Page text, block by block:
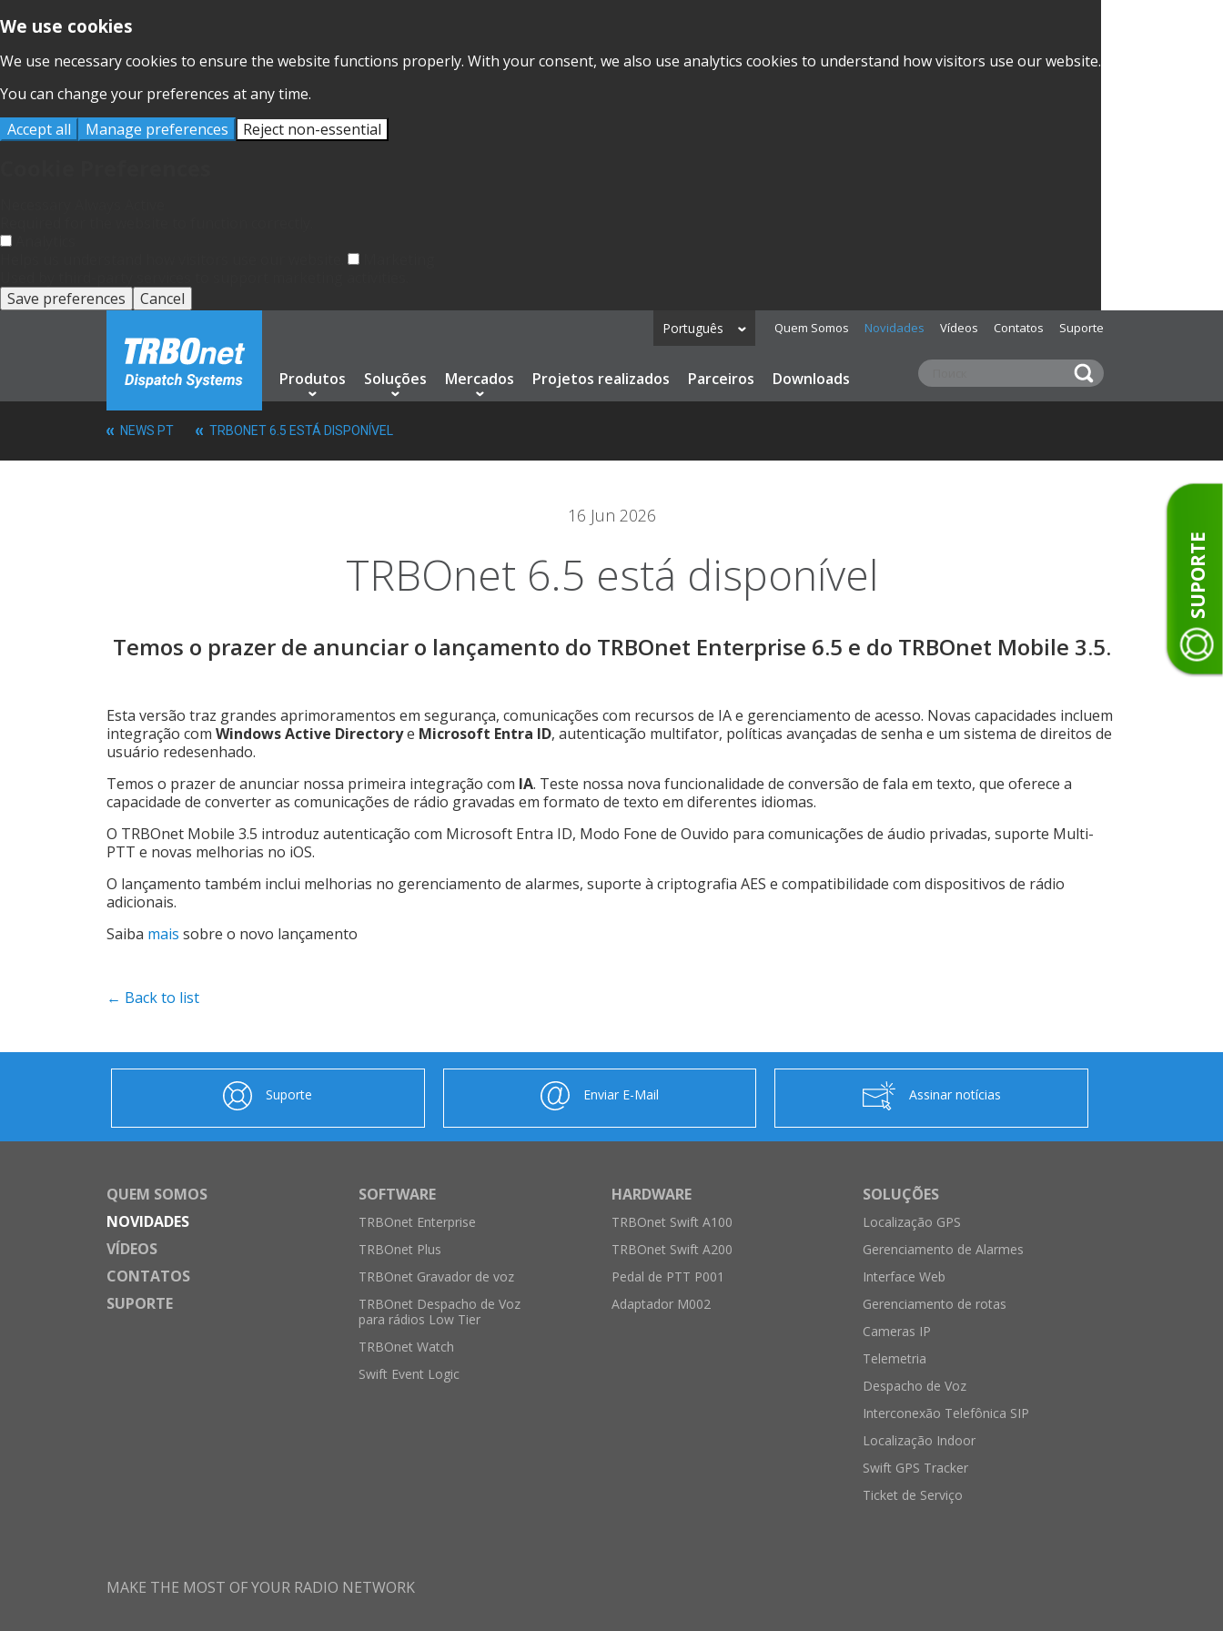
We use cookies
We use necessary cookies to ensure the website functions properly. With your consent, we also use analytics cookies to understand how visitors use our website.
You can change your preferences at any time.
Accept all
Manage preferences Reject non-essential
Save preferences
Cancel
Português Quem Somos Novidades Vídeos Contatos Suporte
Produtos Soluções Mercados Projetos realizados Parceiros Downloads
NEWS PT TRBONET 6.5 ESTÁ DISPONÍVEL
16 Jun 2026
TRBOnet 6.5 está disponível
Temos o prazer de anunciar o lançamento do TRBOnet Enterprise 6.5 e do TRBOnet Mobile 3.5.
Esta versão traz grandes aprimoramentos em segurança, comunicações com recursos de IA e gerenciamento de acesso. Novas capacidades incluem
integração com Windows Active Directorye Microsoft Entra ID, autenticação multifator, políticas avançadas de senha e um sistema de direitos de
usuário redesenhado.
Temos o prazer de anunciar nossa primeira integração com IA. Teste nossa nova funcionalidade de conversão de fala em texto, que oferece a
capacidade de converter as comunicações de rádio gravadas em formato de texto em diferentes idiomas.
O TRBOnet Mobile 3.5 introduz autenticação com Microsoft Entra ID, Modo Fone de Ouvido para comunicações de áudio privadas, suporte Multi-
PTT e novas melhorias no iOS.
O lançamento também inclui melhorias no gerenciamento de alarmes, suporte à criptografia AES e compatibilidade com dispositivos de rádio
adicionais.
Saiba mais sobre o novo lançamento
← Back to list
SUPORTE
Suporte Enviar E-Mail Assinar notícias
QUEM SOMOS
NOVIDADES
VÍDEOS
CONTATOS
SUPORTE
SOFTWARE
TRBOnet Enterprise
TRBOnet Plus
TRBOnet Gravador de voz
TRBOnet Despacho de Voz
para rádios Low Tier
TRBOnet Watch
Swift Event Logic
HARDWARE
TRBOnet Swift A100
TRBOnet Swift A200
Pedal de PTT P001
Adaptador M002
SOLUÇÕES
Localização GPS
Gerenciamento de Alarmes
Interface Web
Gerenciamento de rotas
Cameras IP
Telemetria
Despacho de Voz
Interconexão Telefônica SIP
Localização Indoor
Swift GPS Tracker
Ticket de Serviço
MAKE THE MOST OF YOUR RADIO NETWORK